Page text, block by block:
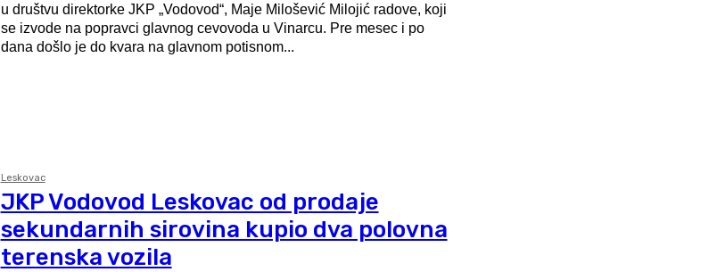
u društvu direktorke JKP „Vodovod“, Maje Milošević Milojić radove, koji
se izvode na popravci glavnog cevovoda u Vinarcu. Pre mesec i po
dana došlo je do kvara na glavnom potisnom...
Leskovac
JKP Vodovod Leskovac od prodaje
sekundarnih sirovina kupio dva polovna
terenska vozila